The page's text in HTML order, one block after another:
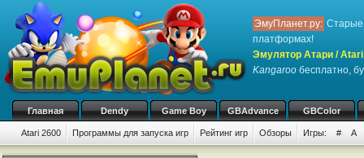
ЭмуПланет.ру: Старые
платформах!
Эмулятор Атари /
Kangaroo бесплатно,
Главная Dendy Game Boy GBAdvance GBColor
Atari 2600 Программы для запуска игр Рейтинг игр Обзоры Игры: # A